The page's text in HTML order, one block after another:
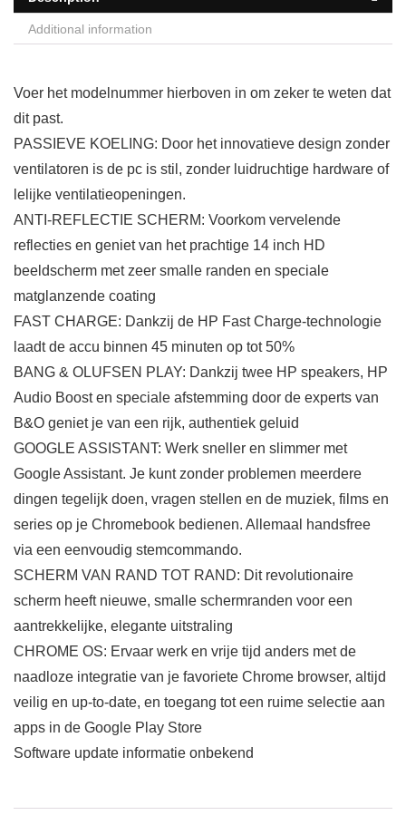
Additional information
Voer het modelnummer hierboven in om zeker te weten dat
dit past.
PASSIEVE KOELING: Door het innovatieve design zonder
ventilatoren is de pc is stil, zonder luidruchtige hardware of
lelijke ventilatieopeningen.
ANTI-REFLECTIE SCHERM: Voorkom vervelende
reflecties en geniet van het prachtige 14 inch HD
beeldscherm met zeer smalle randen en speciale
matglanzende coating
FAST CHARGE: Dankzij de HP Fast Charge-technologie
laadt de accu binnen 45 minuten op tot 50%
BANG & OLUFSEN PLAY: Dankzij twee HP speakers, HP
Audio Boost en speciale afstemming door de experts van
B&O geniet je van een rijk, authentiek geluid
GOOGLE ASSISTANT: Werk sneller en slimmer met
Google Assistant. Je kunt zonder problemen meerdere
dingen tegelijk doen, vragen stellen en de muziek, films en
series op je Chromebook bedienen. Allemaal handsfree
via een eenvoudig stemcommando.
SCHERM VAN RAND TOT RAND: Dit revolutionaire
scherm heeft nieuwe, smalle schermranden voor een
aantrekkelijke, elegante uitstraling
CHROME OS: Ervaar werk en vrije tijd anders met de
naadloze integratie van je favoriete Chrome browser, altijd
veilig en up-to-date, en toegang tot een ruime selectie aan
apps in de Google Play Store
Software update informatie onbekend